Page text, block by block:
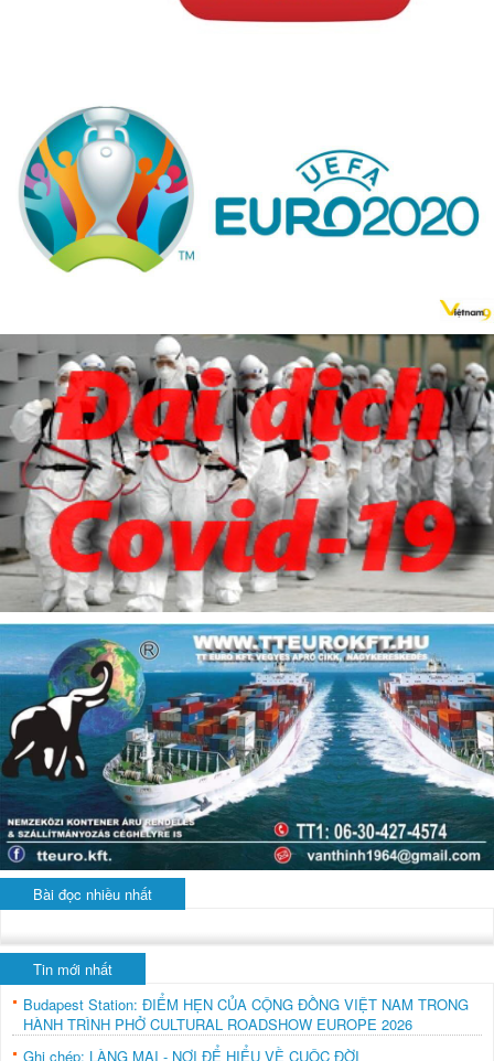
Bài đọc nhiều nhất
Tin mới nhất
Budapest Station: ĐIỂM HẸN CỦA CỘNG ĐỒNG VIỆT NAM TRONG
HÀNH TRÌNH PHỞ CULTURAL ROADSHOW EUROPE 2026
Ghi chép: LÀNG MAI - NƠI ĐỂ HIỂU VỀ CUỘC ĐỜI